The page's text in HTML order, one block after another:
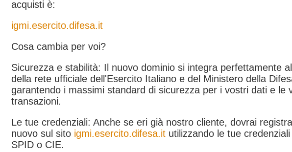
acquisti è:
igmi.esercito.difesa.it
Cosa cambia per voi?
Sicurezza e stabilità: Il nuovo dominio si integra perfettamente
della rete ufficiale dell'Esercito Italiano e del Ministero della
garantendo i massimi standard di sicurezza per i vostri dati e le
transazioni.
Le tue credenziali: Anche se eri già nostro cliente, dovrai
nuovo sul sito igmi.esercito.difesa.it utilizzando le tue credenziali
SPID o CIE.